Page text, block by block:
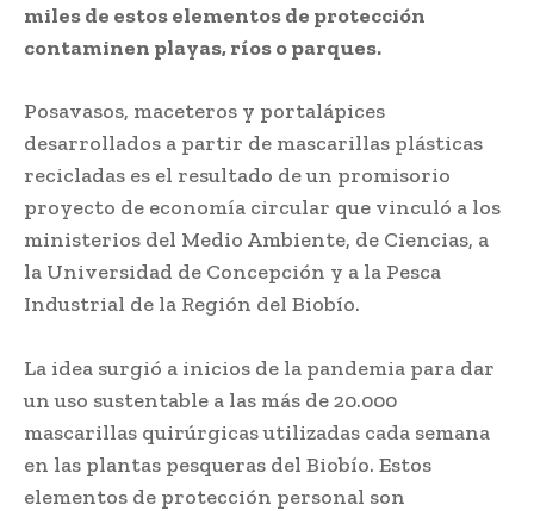
miles de estos elementos de protección
contaminen playas, ríos o parques.
Posavasos, maceteros y portalápices
desarrollados a partir de mascarillas plásticas
recicladas es el resultado de un promisorio
proyecto de economía circular que vinculó a los
ministerios del Medio Ambiente, de Ciencias, a
la Universidad de Concepción y a la Pesca
Industrial de la Región del Biobío.
La idea surgió a inicios de la pandemia para dar
un uso sustentable a las más de 20.000
mascarillas quirúrgicas utilizadas cada semana
en las plantas pesqueras del Biobío. Estos
elementos de protección personal son